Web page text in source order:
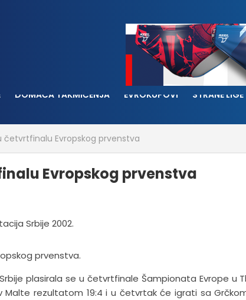
DOMAĆA TAKMIČENJA EVROKUPOVI STRANE LIGE
četvrtfinalu Evropskog prvenstva
Evropskog prvenstva
prvenstva.
plasirala se u četvrtfinale Šampionata Evrope u
Malte rezultatom 19:4 i u četvrtak će igrati sa